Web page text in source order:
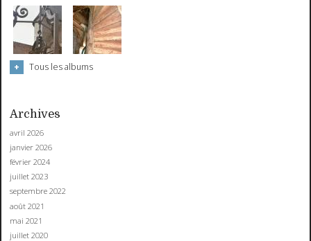
Tous les albums
Archives
avril 2026
janvier 2026
février 2024
juillet 2023
septembre 2022
août 2021
mai 2021
juillet 2020